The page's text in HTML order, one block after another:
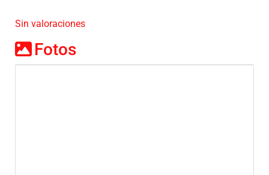
Sin valoraciones
Fotos